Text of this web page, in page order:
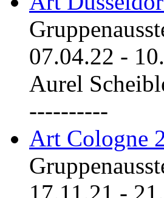
07.04.22 -
Aurel
----------
Art Cologne
17.11.21 -